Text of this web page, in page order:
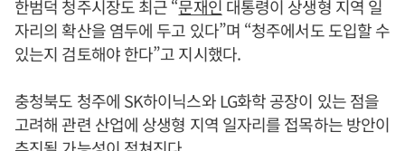
한범덕 청주시장도 최근 “문재인 대통령이 상생형 지역 일
자리의 확산을 염두에 두고 있다”며 “청주에서도 도입할 수
있는지 검토해야 한다”고 지시했다.
충청북도 청주에 SK하이닉스와 LG화학 공장이 있는 점을
고려해 관련 산업에 상생형 지역 일자리를 접목하는 방안이